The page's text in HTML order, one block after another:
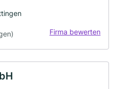
Firma bewerten